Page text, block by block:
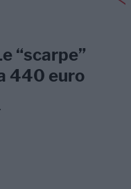
“scarpe”
440 euro